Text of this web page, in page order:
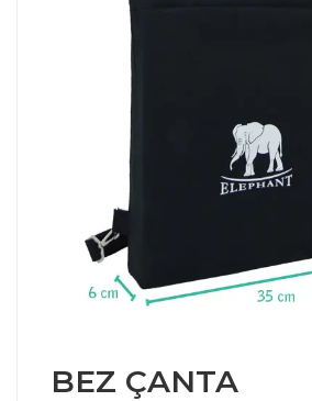
BEZ ÇANTA